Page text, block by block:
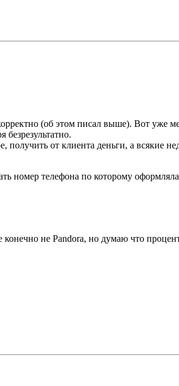
(об этом писал выше). Вот
безрезультатно.
от клиента деньги, а всякие
номер телефона по которому
не Pandora, но думаю что